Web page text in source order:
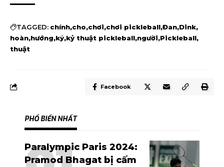
TAGGED: chính cho chơi chơi pickleball Đan Dink
hoàn hướng ký kỷ thuật pickleball người Pickleball
thuật
Facebook
PHỔ BIẾN NHẤT
Paralympic Paris 2024:
Pramod Bhagat bị cấm